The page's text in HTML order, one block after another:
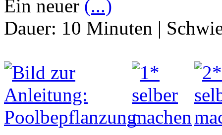
Ein neuer (...)
Dauer: 10 Minuten |